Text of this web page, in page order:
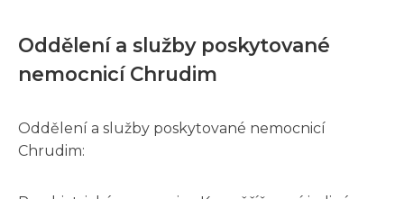
Oddělení a služby poskytované
nemocnicí Chrudim
Oddělení a služby poskytované nemocnicí
Chrudim: